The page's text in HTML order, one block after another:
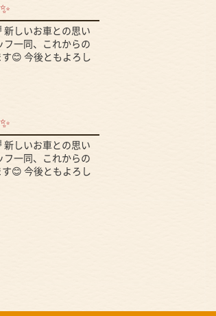
新しいお車との思い
フ一同、これからの
😊 今後ともよろし
新しいお車との思い
フ一同、これからの
😊 今後ともよろし